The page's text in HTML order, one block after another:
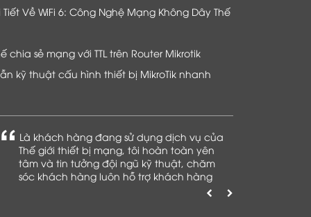
Tiết Về WiFi 6: Công Nghệ Mạng Không Dây Thế
chia sẻ mạng với TTL trên Router Mikrotik
kỹ thuật cấu hình thiết bị MikroTik nhanh
Là khách hàng đang sử dụng dịch vụ của
Thế giới thiết bị mạng, tôi hoàn toàn yên
tâm và tin tưởng đội ngũ kỹ thuật, chăm
sóc khách hàng luôn hỗ trợ khách hàng